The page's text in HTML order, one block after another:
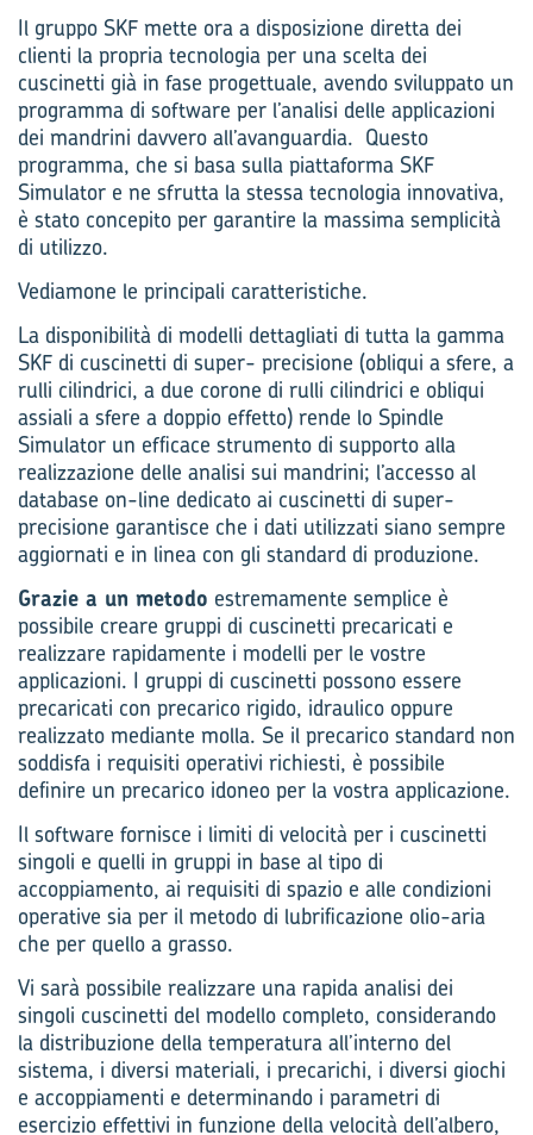
Il gruppo SKF mette ora a disposizione diretta dei
clienti la propria tecnologia per una scelta dei
cuscinetti già in fase progettuale, avendo sviluppato un
programma di software per l’analisi delle applicazioni
dei mandrini davvero all’avanguardia. Questo
programma, che si basa sulla piattaforma SKF
Simulator e ne sfrutta la stessa tecnologia innovativa,
è stato concepito per garantire la massima semplicità
di utilizzo.
Vediamone le principali caratteristiche.
La disponibilità di modelli dettagliati di tutta la gamma
SKF di cuscinetti di super- precisione (obliqui a sfere, a
rulli cilindrici, a due corone di rulli cilindrici e obliqui
assiali a sfere a doppio effetto) rende lo Spindle
Simulator un efficace strumento di supporto alla
realizzazione delle analisi sui mandrini; l’accesso al
database on-line dedicato ai cuscinetti di super-
precisione garantisce che i dati utilizzati siano sempre
aggiornati e in linea con gli standard di produzione.
Grazie a un metodo estremamente semplice è
possibile creare gruppi di cuscinetti precaricati e
realizzare rapidamente i modelli per le vostre
applicazioni. I gruppi di cuscinetti possono essere
precaricati con precarico rigido, idraulico oppure
realizzato mediante molla. Se il precarico standard non
soddisfa i requisiti operativi richiesti, è possibile
definire un precarico idoneo per la vostra applicazione.
Il software fornisce i limiti di velocità per i cuscinetti
singoli e quelli in gruppi in base al tipo di
accoppiamento, ai requisiti di spazio e alle condizioni
operative sia per il metodo di lubrificazione olio-aria
che per quello a grasso.
Vi sarà possibile realizzare una rapida analisi dei
singoli cuscinetti del modello completo, considerando
la distribuzione della temperatura all’interno del
sistema, i diversi materiali, i precarichi, i diversi giochi
e accoppiamenti e determinando i parametri di
esercizio effettivi in funzione della velocità dell’albero,